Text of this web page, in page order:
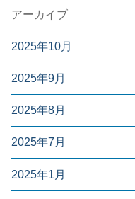
アーカイブ
2025年10月
2025年9月
2025年8月
2025年7月
2025年1月